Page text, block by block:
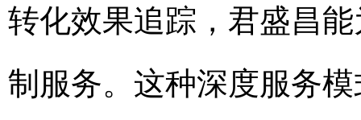
转化效果追踪，君盛昌
制服务。这种深度服务